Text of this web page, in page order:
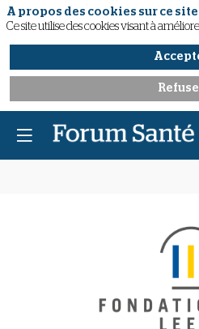
Fondation
Leenaards
A propos des cookies sur ce site
Ce site utilise des cookies visant à